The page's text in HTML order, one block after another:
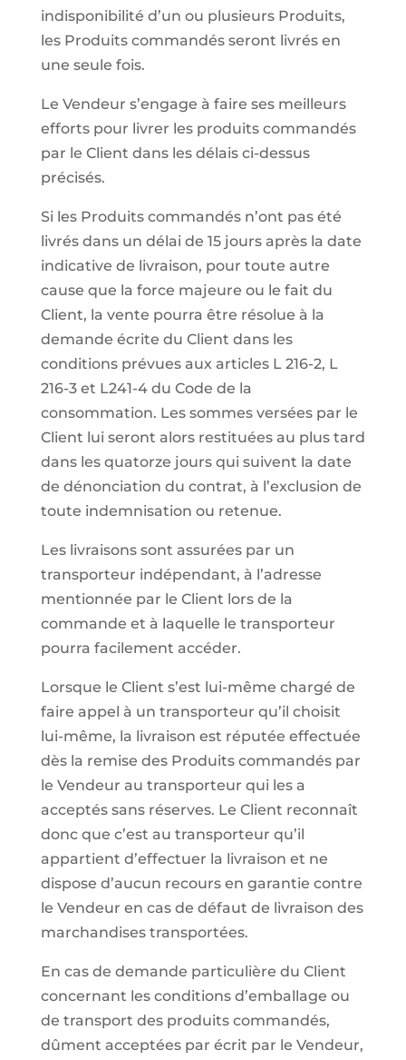
indisponibilité d’un ou plusieurs Produits,
les Produits commandés seront livrés en
une seule fois.
Le Vendeur s’engage à faire ses meilleurs
efforts pour livrer les produits commandés
par le Client dans les délais ci-dessus
précisés.
Si les Produits commandés n’ont pas été
livrés dans un délai de 15 jours après la date
indicative de livraison, pour toute autre
cause que la force majeure ou le fait du
Client, la vente pourra être résolue à la
demande écrite du Client dans les
conditions prévues aux articles L 216-2, L
216-3 et L241-4 du Code de la
consommation. Les sommes versées par le
Client lui seront alors restituées au plus tard
dans les quatorze jours qui suivent la date
de dénonciation du contrat, à l’exclusion de
toute indemnisation ou retenue.
Les livraisons sont assurées par un
transporteur indépendant, à l’adresse
mentionnée par le Client lors de la
commande et à laquelle le transporteur
pourra facilement accéder.
Lorsque le Client s’est lui-même chargé de
faire appel à un transporteur qu’il choisit
lui-même, la livraison est réputée effectuée
dès la remise des Produits commandés par
le Vendeur au transporteur qui les a
acceptés sans réserves. Le Client reconnaît
donc que c’est au transporteur qu’il
appartient d’effectuer la livraison et ne
dispose d’aucun recours en garantie contre
le Vendeur en cas de défaut de livraison des
marchandises transportées.
En cas de demande particulière du Client
concernant les conditions d’emballage ou
de transport des produits commandés,
dûment acceptées par écrit par le Vendeur,